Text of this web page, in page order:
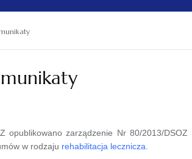
opublikowano zarządzenie Nr 80/2013/
w rodzaju rehabilitacja lecznicza